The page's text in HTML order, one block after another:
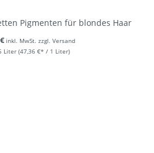
Pigmenten für blondes Haar
Liter (47,36 €* / 1 Liter)
inkl. MwSt. zzgl. Versand